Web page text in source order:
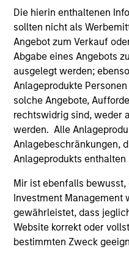
Die hierin enthaltenen
sollten nicht als
Angebot zum Verkauf
Abgabe eines Angebots
ausgelegt werden;
Anlageprodukte
solche Angebote,
rechtswidrig sind, weder
werden. Alle
Anlagebeschränkungen,
Anlageprodukts enthalten
Mir ist ebenfalls bewusst,
Investment Management
gewährleistet, dass
Website korrekt oder
bestimmten Zweck
Anlageziele erreicht.
Preise und
Die Wertentwicklung